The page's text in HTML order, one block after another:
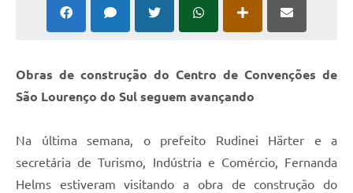
Obras de construção do Centro de Convenções de
São Lourenço do Sul seguem avançando
Na última semana, o prefeito Rudinei Härter e a
secretária de Turismo, Indústria e Comércio, Fernanda
Helms estiveram visitando a obra de construção do